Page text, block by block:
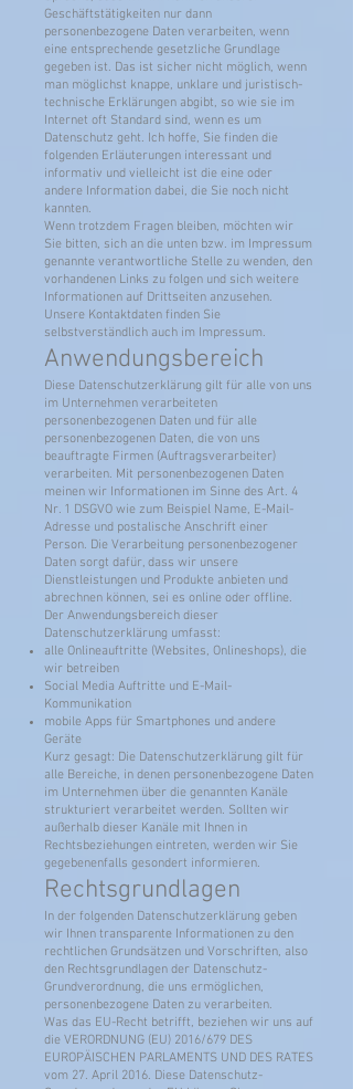
Geschäftstätigkeiten nur dann
personenbezogene Daten verarbeiten, wenn
eine entsprechende gesetzliche Grundlage
gegeben ist. Das ist sicher nicht möglich, wenn
man möglichst knappe, unklare und juristisch-
technische Erklärungen abgibt, so wie sie im
Internet oft Standard sind, wenn es um
Datenschutz geht. Ich hoffe, Sie finden die
folgenden Erläuterungen interessant und
informativ und vielleicht ist die eine oder
andere Information dabei, die Sie noch nicht
kannten.
Wenn trotzdem Fragen bleiben, möchten wir
Sie bitten, sich an die unten bzw. im Impressum
genannte verantwortliche Stelle zu wenden, den
vorhandenen Links zu folgen und sich weitere
Informationen auf Drittseiten anzusehen.
Unsere Kontaktdaten finden Sie
selbstverständlich auch im Impressum.
Anwendungsbereich
Diese Datenschutzerklärung gilt für alle von uns
im Unternehmen verarbeiteten
personenbezogenen Daten und für alle
personenbezogenen Daten, die von uns
beauftragte Firmen (Auftragsverarbeiter)
verarbeiten. Mit personenbezogenen Daten
meinen wir Informationen im Sinne des Art. 4
Nr. 1 DSGVO wie zum Beispiel Name, E-Mail-
Adresse und postalische Anschrift einer
Person. Die Verarbeitung personenbezogener
Daten sorgt dafür, dass wir unsere
Dienstleistungen und Produkte anbieten und
abrechnen können, sei es online oder offline.
Der Anwendungsbereich dieser
Datenschutzerklärung umfasst:
alle Onlineauftritte (Websites, Onlineshops), die
wir betreiben
Social Media Auftritte und E-Mail-
Kommunikation
mobile Apps für Smartphones und andere
Geräte
Kurz gesagt: Die Datenschutzerklärung gilt für
alle Bereiche, in denen personenbezogene Daten
im Unternehmen über die genannten Kanäle
strukturiert verarbeitet werden. Sollten wir
außerhalb dieser Kanäle mit Ihnen in
Rechtsbeziehungen eintreten, werden wir Sie
gegebenenfalls gesondert informieren.
Rechtsgrundlagen
In der folgenden Datenschutzerklärung geben
wir Ihnen transparente Informationen zu den
rechtlichen Grundsätzen und Vorschriften, also
den Rechtsgrundlagen der Datenschutz-
Grundverordnung, die uns ermöglichen,
personenbezogene Daten zu verarbeiten.
Was das EU-Recht betrifft, beziehen wir uns auf
die VERORDNUNG (EU) 2016/679 DES
EUROPÄISCHEN PARLAMENTS UND DES RATES
vom 27. April 2016. Diese Datenschutz-